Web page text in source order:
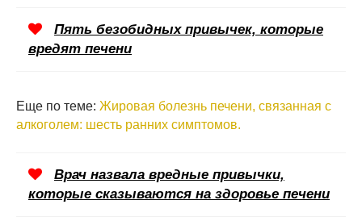
Пять безобидных привычек, которые
вредят печени
Еще по теме: Жировая болезнь печени, связанная с
алкоголем: шесть ранних симптомов.
Врач назвала вредные привычки,
которые сказываются на здоровье печени